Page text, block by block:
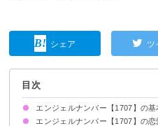
シェア ツ
目次
エンジェルナンバー【1707】の基
チャンスが来ます
エンジェルナンバー【1707】の